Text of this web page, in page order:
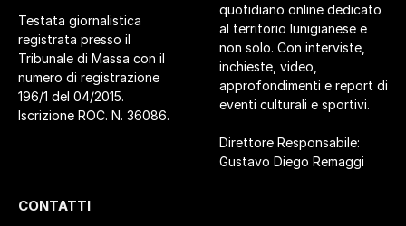
Testata giornalistica
registrata presso il
Tribunale di Massa con il
numero di registrazione
196/1 del 04/2015.
Iscrizione ROC. N. 36086.
quotidiano online dedicato
al territorio lunigianese e
non solo. Con interviste,
inchieste, video,
approfondimenti e report di
eventi culturali e sportivi.
Direttore Responsabile:
Gustavo Diego Remaggi
CONTATTI